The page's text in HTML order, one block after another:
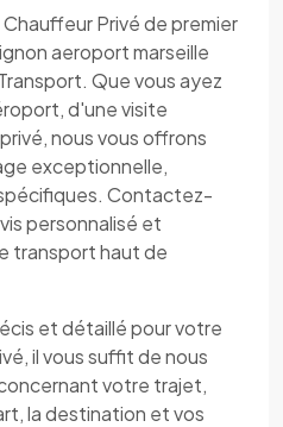
Privé de premier
aeroport marseille
Que vous ayez
d'une visite
nous vous offrons
exceptionnelle,
Contactez-
personnalisé et
transport haut de
et détaillé pour votre
il vous suffit de nous
votre trajet,
la destination et vos